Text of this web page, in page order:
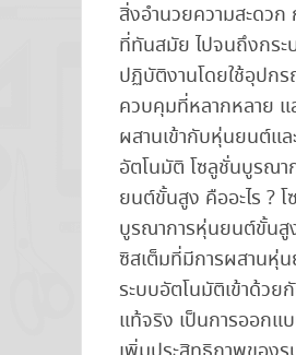
สิ่งอำนวยความสะดวก
ที่ทันสมัย ไปจนถึงกระ
ปฏิบัติงานโดยใช้อุปก
ควบคุมที่หลากหลาย แ
ผสานเข้ากับหุ่นยนต์แล
อัตโนมัติ โซลูชั่นบูรณา
ยนต์ขั้นสูง คืออะไร ? โ
บูรณาการหุ่นยนต์ขั้นสู
ซิสเต็มที่มีการผสานหุ่
ระบบอัตโนมัติเข้าด้วย
แท้จริง เป็นการออกแ